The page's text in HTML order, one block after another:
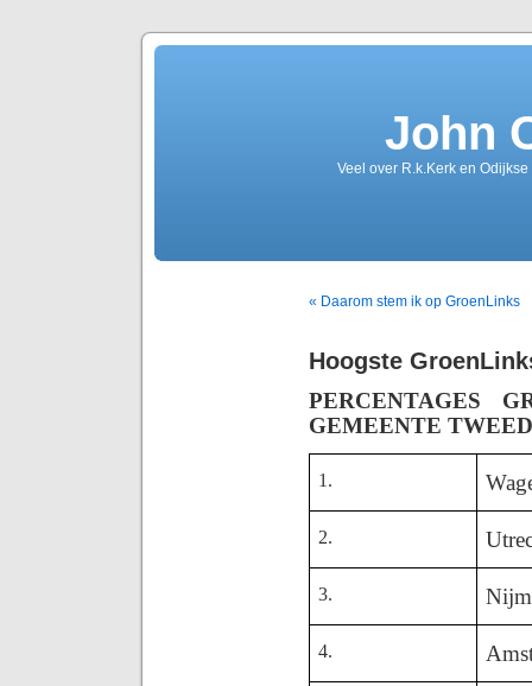
John
Veel over R.k.Kerk en
« Daarom stem ik op GroenLinks
Hoogste
PERCENTAGES
GEMEENTE
1.
2.
3.
4.